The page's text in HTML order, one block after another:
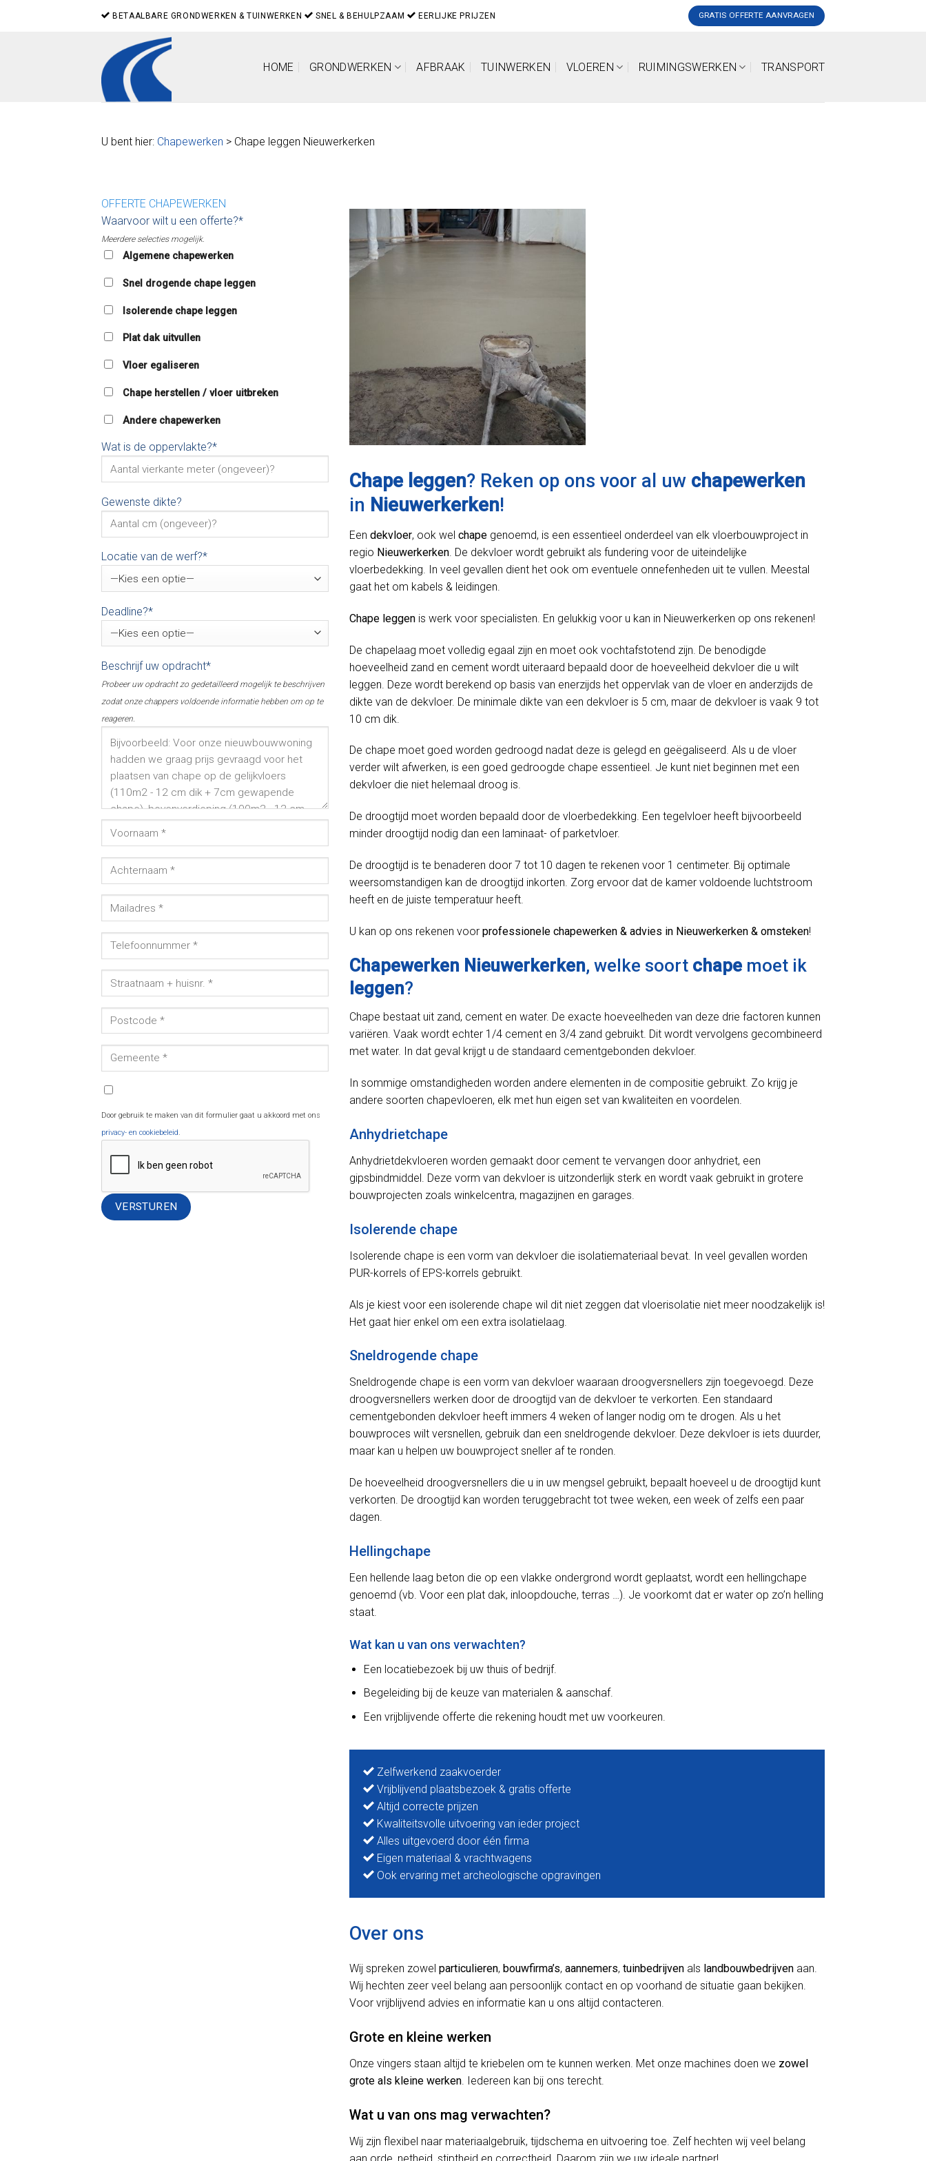
BETAALBARE GRONDWERKEN & TUINWERKEN SNEL & BEHULPZAAM EERLIJKE PRIJZEN GRATIS OFFERTE AANVRAGEN
HOME GRONDWERKEN AFBRAAK TUINWERKEN VLOEREN RUIMINGSWERKEN TRANSPORT
U bent hier: Chapewerken > Chape leggen Nieuwerkerken
OFFERTE CHAPEWERKEN
Waarvoor wilt u een offerte?*
Meerdere selecties mogelijk.
Algemene chapewerken
Snel drogende chape leggen
Isolerende chape leggen
Plat dak uitvullen
Vloer egaliseren
Chape herstellen / vloer uitbreken
Andere chapewerken
Wat is de oppervlakte?*
Gewenste dikte?
Locatie van de werf?*
Deadline?*
Beschrijf uw opdracht*
Probeer uw opdracht zo gedetailleerd mogelijk te beschrijven
zodat onze chappers voldoende informatie hebben om op te
reageren.
Door gebruik te maken van dit formulier gaat u akkoord met ons
privacy- en cookiebeleid.
Chape leggen? Reken op ons voor al uw chapewerken
in Nieuwerkerken!
Een dekvloer, ook wel chape genoemd, is een essentieel onderdeel van elk vloerbouwproject in
regio Nieuwerkerken. De dekvloer wordt gebruikt als fundering voor de uiteindelijke
vloerbedekking. In veel gevallen dient het ook om eventuele onnefenheden uit te vullen. Meestal
gaat het om kabels & leidingen.
Chape leggen is werk voor specialisten. En gelukkig voor u kan in Nieuwerkerken op ons rekenen!
De chapelaag moet volledig egaal zijn en moet ook vochtafstotend zijn. De benodigde
hoeveelheid zand en cement wordt uiteraard bepaald door de hoeveelheid dekvloer die u wilt
leggen. Deze wordt berekend op basis van enerzijds het oppervlak van de vloer en anderzijds de
dikte van de dekvloer. De minimale dikte van een dekvloer is 5 cm, maar de dekvloer is vaak 9 tot
10 cm dik.
De chape moet goed worden gedroogd nadat deze is gelegd en geëgaliseerd. Als u de vloer
verder wilt afwerken, is een goed gedroogde chape essentieel. Je kunt niet beginnen met een
dekvloer die niet helemaal droog is.
De droogtijd moet worden bepaald door de vloerbedekking. Een tegelvloer heeft bijvoorbeeld
minder droogtijd nodig dan een laminaat- of parketvloer.
De droogtijd is te benaderen door 7 tot 10 dagen te rekenen voor 1 centimeter. Bij optimale
weersomstandigen kan de droogtijd inkorten. Zorg ervoor dat de kamer voldoende luchtstroom
heeft en de juiste temperatuur heeft.
U kan op ons rekenen voor professionele chapewerken & advies in Nieuwerkerken & omsteken!
Chapewerken Nieuwerkerken, welke soort chape moet ik
leggen?
Chape bestaat uit zand, cement en water. De exacte hoeveelheden van deze drie factoren kunnen
variëren. Vaak wordt echter 1/4 cement en 3/4 zand gebruikt. Dit wordt vervolgens gecombineerd
met water. In dat geval krijgt u de standaard cementgebonden dekvloer.
In sommige omstandigheden worden andere elementen in de compositie gebruikt. Zo krijg je
andere soorten chapevloeren, elk met hun eigen set van kwaliteiten en voordelen.
Anhydrietchape
Anhydrietdekvloeren worden gemaakt door cement te vervangen door anhydriet, een
gipsbindmiddel. Deze vorm van dekvloer is uitzonderlijk sterk en wordt vaak gebruikt in grotere
bouwprojecten zoals winkelcentra, magazijnen en garages.
Isolerende chape
Isolerende chape is een vorm van dekvloer die isolatiemateriaal bevat. In veel gevallen worden
PUR-korrels of EPS-korrels gebruikt.
Als je kiest voor een isolerende chape wil dit niet zeggen dat vloerisolatie niet meer noodzakelijk is!
Het gaat hier enkel om een extra isolatielaag.
Sneldrogende chape
Sneldrogende chape is een vorm van dekvloer waaraan droogversnellers zijn toegevoegd. Deze
droogversnellers werken door de droogtijd van de dekvloer te verkorten. Een standaard
cementgebonden dekvloer heeft immers 4 weken of langer nodig om te drogen. Als u het
bouwproces wilt versnellen, gebruik dan een sneldrogende dekvloer. Deze dekvloer is iets duurder,
maar kan u helpen uw bouwproject sneller af te ronden.
De hoeveelheid droogversnellers die u in uw mengsel gebruikt, bepaalt hoeveel u de droogtijd kunt
verkorten. De droogtijd kan worden teruggebracht tot twee weken, een week of zelfs een paar
dagen.
Hellingchape
Een hellende laag beton die op een vlakke ondergrond wordt geplaatst, wordt een hellingchape
genoemd (vb. Voor een plat dak, inloopdouche, terras …). Je voorkomt dat er water op zo’n helling
staat.
Wat kan u van ons verwachten?
Een locatiebezoek bij uw thuis of bedrijf.
Begeleiding bij de keuze van materialen & aanschaf.
Een vrijblijvende offerte die rekening houdt met uw voorkeuren.
Zelfwerkend zaakvoerder
Vrijblijvend plaatsbezoek & gratis offerte
Altijd correcte prijzen
Kwaliteitsvolle uitvoering van ieder project
Alles uitgevoerd door één firma
Eigen materiaal & vrachtwagens
Ook ervaring met archeologische opgravingen
Over ons
Wij spreken zowel particulieren, bouwfirma’s, aannemers, tuinbedrijven als landbouwbedrijven aan.
Wij hechten zeer veel belang aan persoonlijk contact en op voorhand de situatie gaan bekijken.
Voor vrijblijvend advies en informatie kan u ons altijd contacteren.
Grote en kleine werken
Onze vingers staan altijd te kriebelen om te kunnen werken. Met onze machines doen we zowel
grote als kleine werken. Iedereen kan bij ons terecht.
Wat u van ons mag verwachten?
Wij zijn flexibel naar materiaalgebruik, tijdschema en uitvoering toe. Zelf hechten wij veel belang
aan orde, netheid, stiptheid en correctheid. Daarom zijn we uw ideale partner!